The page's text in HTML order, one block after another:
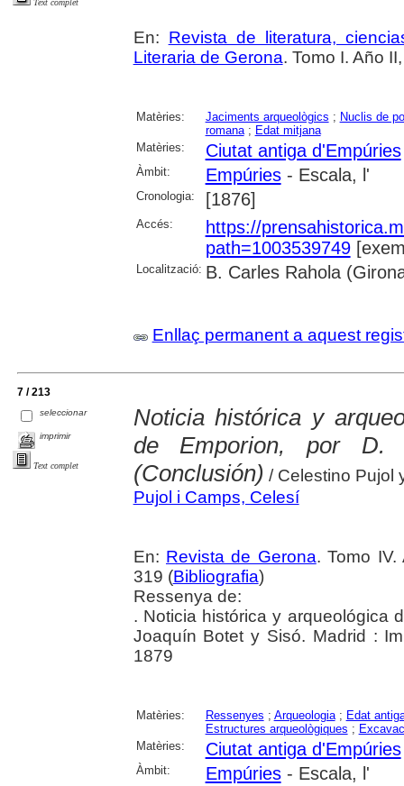
Text complet
En: Revista de literatura,
Literaria de Gerona. Tomo I. Año
Matèries: Jaciments arqueològics ; Nuclis de
romana; Edat mitjana
Matèries:
Ciutat antiga d'Empúries
Àmbit: Empúries- Escala, l'
Cronologia: [1876]
Accés:
https://
path=1003539749
Localització: B. Carles Rahola
Enllaç permanent a aquest
7 / 213
seleccionar
imprimir
Text complet
Noticia histórica y
de Emporion, por
(Conclusión) / Celestino Pujol
Pujol i Camps, Celesí
En: Revista de Gerona. Tomo
319 (Bibliografia)
Ressenya de:
. Noticia histórica y arqueológica
Joaquín Botet y Sisó. Madrid :
1879
Matèries: Ressenyes ; Arqueologia; Edat
Estructures arqueològiques ;
Matèries:
Ciutat antiga d'Empúries
Àmbit: Empúries- Escala, l'